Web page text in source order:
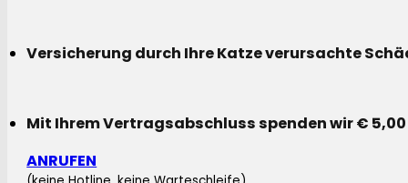
Versicherung durch Ihre Katze verursachte
Mit Ihrem Vertragsabschluss spenden wir €
ANRUFEN